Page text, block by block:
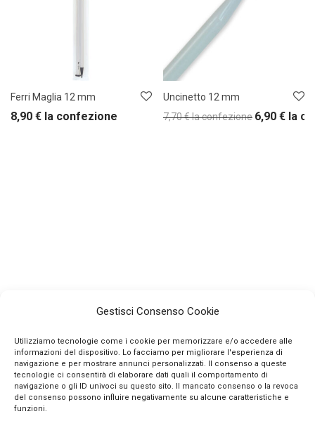
Gestisci Consenso Cookie
Utilizziamo tecnologie come i cookie per memorizzare e/o accedere alle
informazioni del dispositivo. Lo facciamo per migliorare l'esperienza di
navigazione e per mostrare annunci personalizzati. Il consenso a queste
tecnologie ci consentirà di elaborare dati quali il comportamento di
navigazione o gli ID univoci su questo sito. Il mancato consenso o la revoca
del consenso possono influire negativamente su alcune caratteristiche e
funzioni.
Ferri Maglia 12 mm
8,90 € la confezione
Uncinetto 12 mm
7,70€la confezione 6,90 € la
INFO